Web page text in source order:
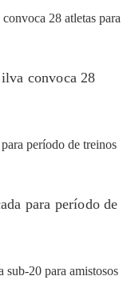
convoca 28
para período de